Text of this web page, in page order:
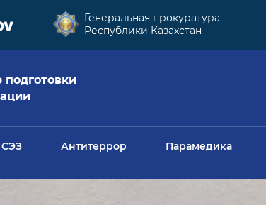
Генеральная прокуратура
Республики Казахстан
подготовки
СЭЗ Антитеррор Парамедика